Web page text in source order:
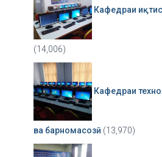
Кафедраи
(14,006)
Кафедраи
ва барномасозӣ (13,970)